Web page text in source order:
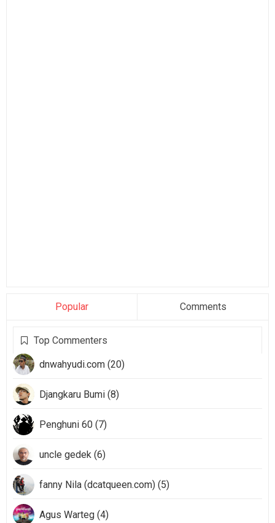
Popular Comments
Top Commenters
dnwahyudi.com (20)
Djangkaru Bumi (8)
Penghuni 60 (7)
uncle gedek (6)
fanny Nila (dcatqueen.com) (5)
Agus Warteg (4)